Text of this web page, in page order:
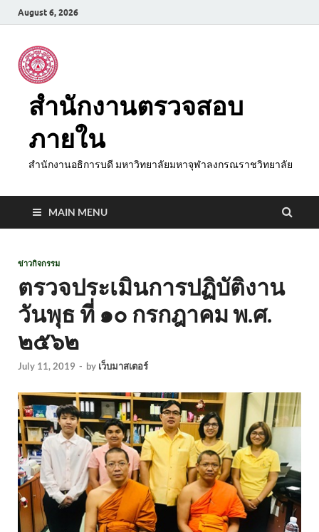
August 6, 2026
สำนักงานตรวจสอบ
ภายใน
สำนักงานอธิการบดี มหาวิทยาลัยมหาจุฬาลงกรณราชวิทยาลัย
MAIN MENU
ข่าวกิจกรรม
ตรวจประเมินการปฏิบัติงาน
วันพุธ ที่ ๑๐ กรกฎาคม พ.ศ.
๒๕๖๒
July 11, 2019 - by เว็บมาสเตอร์